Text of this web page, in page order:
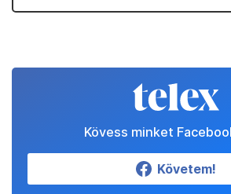
Kövess minket
Követem!